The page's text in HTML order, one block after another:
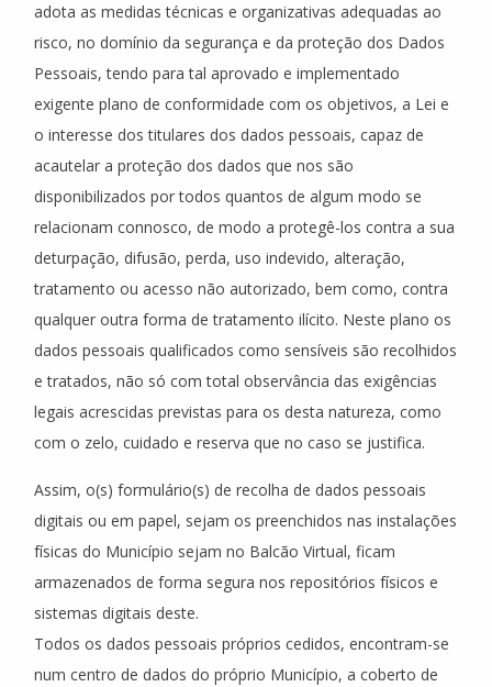
adota as medidas técnicas e organizativas adequadas ao
risco, no domínio da segurança e da proteção dos Dados
Pessoais, tendo para tal aprovado e implementado
exigente plano de conformidade com os objetivos, a Lei e
o interesse dos titulares dos dados pessoais, capaz de
acautelar a proteção dos dados que nos são
disponibilizados por todos quantos de algum modo se
relacionam connosco, de modo a protegê-los contra a sua
deturpação, difusão, perda, uso indevido, alteração,
tratamento ou acesso não autorizado, bem como, contra
qualquer outra forma de tratamento ilícito. Neste plano os
dados pessoais qualificados como sensíveis são recolhidos
e tratados, não só com total observância das exigências
legais acrescidas previstas para os desta natureza, como
com o zelo, cuidado e reserva que no caso se justifica.
Assim, o(s) formulário(s) de recolha de dados pessoais
digitais ou em papel, sejam os preenchidos nas instalações
físicas do Município sejam no Balcão Virtual, ficam
armazenados de forma segura nos repositórios físicos e
sistemas digitais deste.
Todos os dados pessoais próprios cedidos, encontram-se
num centro de dados do próprio Município, a coberto de